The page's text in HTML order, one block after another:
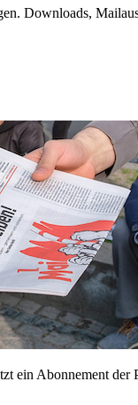
Downloads,
ein Abonnement der